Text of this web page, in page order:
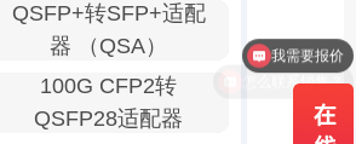
QSFP+转SFP+适配
器 （QSA）
100G CFP2转
QSFP28适配器
怎么联系销售？